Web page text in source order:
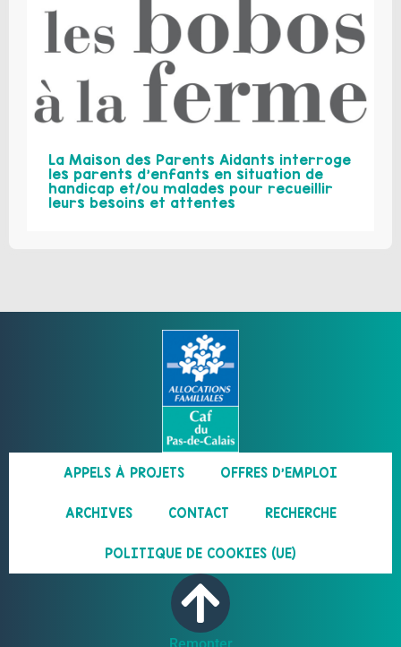
La Maison des Parents Aidants interroge
les parents d’enfants en situation de
handicap et/ou malades pour recueillir
leurs besoins et attentes
APPELS À PROJETS OFFRES D’EMPLOI
ARCHIVES CONTACT RECHERCHE
POLITIQUE DE COOKIES (UE)